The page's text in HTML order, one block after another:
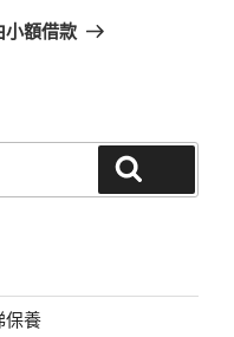
小額借款
保養